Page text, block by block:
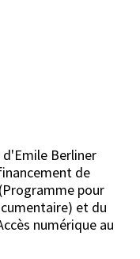
Berliner
de
pour
et du
numérique au